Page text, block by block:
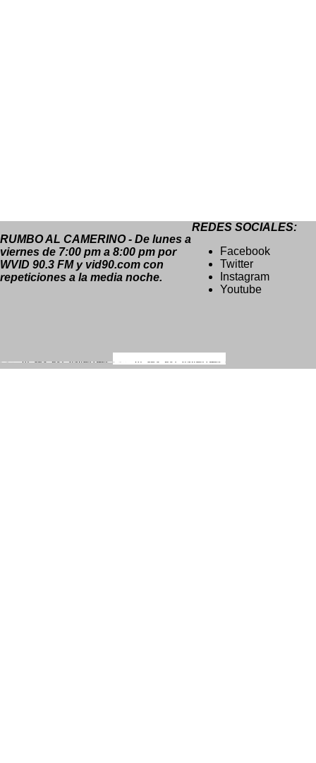
RUMBO AL CAMERINO - De lunes a
viernes de 7:00 pm a 8:00 pm por
WVID 90.3 FM y vid90.com con
repeticiones a la media noche.
REDES SOCIALES:
Facebook
Twitter
Instagram
Youtube